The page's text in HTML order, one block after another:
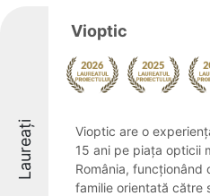
Laureați
Vioptic
Vioptic are o
15 ani pe piața opticii
România, funcționând
familie orientată către